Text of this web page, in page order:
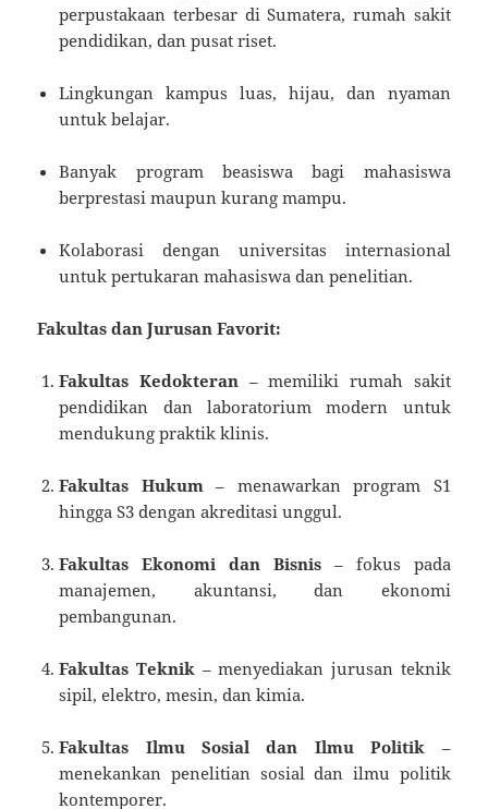
perpustakaan terbesar di Sumatera, rumah sakit
pendidikan, dan pusat riset.
Lingkungan kampus luas, hijau, dan nyaman
untuk belajar.
Banyak program beasiswa bagi mahasiswa
berprestasi maupun kurang mampu.
Kolaborasi dengan universitas internasional
untuk pertukaran mahasiswa dan penelitian.
Fakultas dan Jurusan Favorit:
Fakultas Kedokteran – memiliki rumah sakit
pendidikan dan laboratorium modern untuk
mendukung praktik klinis.
Fakultas Hukum – menawarkan program S1
hingga S3 dengan akreditasi unggul.
Fakultas Ekonomi dan Bisnis – fokus pada
manajemen, akuntansi, dan ekonomi
pembangunan.
Fakultas Teknik – menyediakan jurusan teknik
sipil, elektro, mesin, dan kimia.
Fakultas Ilmu Sosial dan Ilmu Politik –
menekankan penelitian sosial dan ilmu politik
kontemporer.